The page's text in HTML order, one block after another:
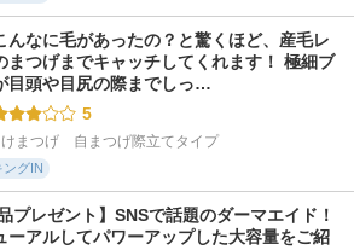
んなに毛があったの？と驚くほど、産毛レ
まつげまでキャッチしてくれます！ 極細ブ
目頭や目尻の際までしっ…
5
まつげ　自まつげ際立てタイプ
ングIN
プレゼント】SNSで話題のダーマエイド！
ーアルしてパワーアップした大容量をご紹